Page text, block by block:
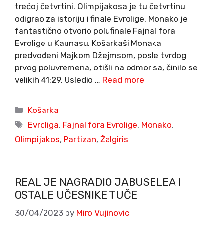
trećoj četvrtini. Olimpijakosa je tu četvrtinu
odigrao za istoriju i finale Evrolige. Monako je
fantastično otvorio polufinale Fajnal fora
Evrolige u Kaunasu. Košarkaši Monaka
predvođeni Majkom Džejmsom, posle tvrdog
prvog poluvremena, otišli na odmor sa, činilo se
velikih 41:29. Usledio … Read more
Categories
Košarka
Tags
Evroliga, Fajnal fora Evrolige, Monako,
Olimpijakos, Partizan, Žalgiris
REAL JE NAGRADIO JABUSELEA I
OSTALE UČESNIKE TUČE
30/04/2023 by Miro Vujinovic